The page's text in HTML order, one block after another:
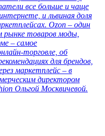
все больше и чаще
и львиная доля
Ozon – один
рынке товаров моды,
– самое
торговле, об
для брендов,
маркетплейс – в
директором
Ольгой Москвичевой.